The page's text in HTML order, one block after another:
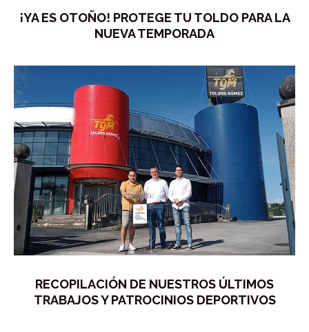
¡YA ES OTOÑO! PROTEGE TU TOLDO PARA LA
NUEVA TEMPORADA
RECOPILACIÓN DE NUESTROS ÚLTIMOS
TRABAJOS Y PATROCINIOS DEPORTIVOS